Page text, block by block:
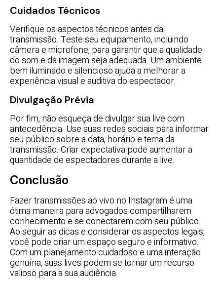
Cuidados Técnicos
Verifique os aspectos técnicos antes da
transmissão. Teste seu equipamento, incluindo
câmera e microfone, para garantir que a qualidade
do som e da imagem seja adequada. Um ambiente
bem iluminado e silencioso ajuda a melhorar a
experiência visual e auditiva do espectador.
Divulgação Prévia
Por fim, não esqueça de divulgar sua live com
antecedência. Use suas redes sociais para informar
seu público sobre a data, horário e tema da
transmissão. Criar expectativa pode aumentar a
quantidade de espectadores durante a live.
Conclusão
Fazer transmissões ao vivo no Instagram é uma
ótima maneira para advogados compartilharem
conhecimento e se conectarem com seu público.
Ao seguir as dicas e considerar os aspectos legais,
você pode criar um espaço seguro e informativo.
Com um planejamento cuidadoso e uma interação
genuína, suas lives podem se tornar um recurso
valioso para a sua audiência.